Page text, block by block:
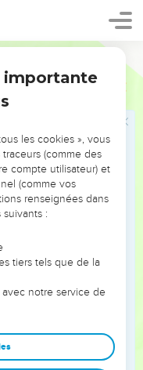
malgré leur grand
ne se
: tout ce qu’ils
résurrection du
visiblement avec
besoin, car ceux qui
les vendaient
pour qu’ils en
alors entre
Joseph possédait
celui qui console et
importante
les cookies », vous
(comme des
compte utilisateur) et
(comme vos
renseignées dans
:
tiers tels que de la
notre service de